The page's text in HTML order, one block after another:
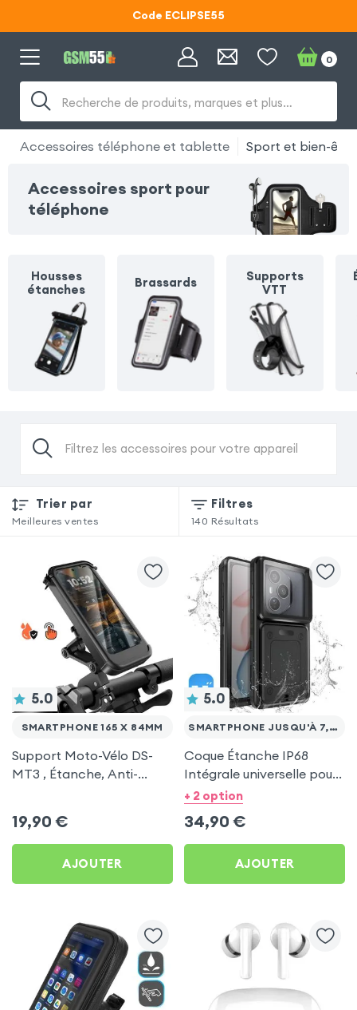
Code ECLIPSE55
Lunettes d'éclipse OFFERTES
Recherche de produits, marques et plus…
0
Accessoires téléphone et tablette Sport et bien-être
Accessoires sport pour
téléphone
Housses
étanches
Brassards
Supports
VTT
Filtrez les accessoires pour votre appareil
Trier par
Meilleures ventes
Filtres
140 Résultats
5.0
SMARTPHONE 165 X 84MM
Support Moto-Vélo DS-
MT3 , Étanche, Anti-
Portables
19,90 €
AJOUTER
5.0
SMARTPHONE JUSQU'À 7,5 POUCES
Coque Étanche IP68
Intégrale universelle pour
Smartphones jusqu'à 7,5
+ 2 option
34,90 €
AJOUTER